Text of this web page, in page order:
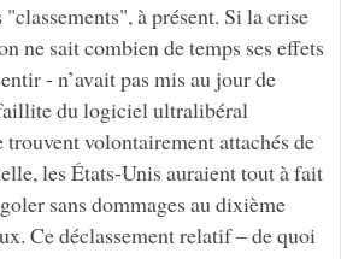
à présent. Si la crise
ne sait combien de temps ses effets
- n’avait pas mis au jour de
du logiciel ultralibéral
trouvent volontairement attachés de
les États-Unis auraient tout à fait
sans dommages au dixième
Ce déclassement relatif – de quoi